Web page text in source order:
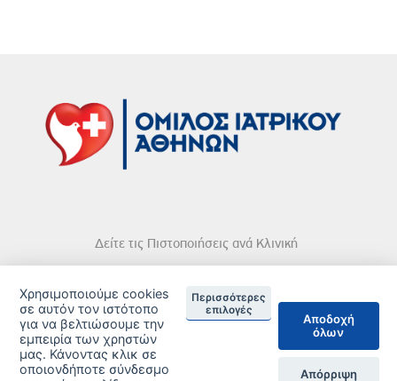
Δείτε τις Πιστοποιήσεις ανά Κλινική
© 2026 Copyright © Iatriko.gr | Powered by Aboutnet
Χρησιμοποιούμε cookies
σε αυτόν τον ιστότοπο
για να βελτιώσουμε την
εμπειρία των χρηστών
μας. Κάνοντας κλικ σε
οποιονδήποτε σύνδεσμο
Περισσότερες
επιλογές
Αποδοχή
όλων
Απόρριψη